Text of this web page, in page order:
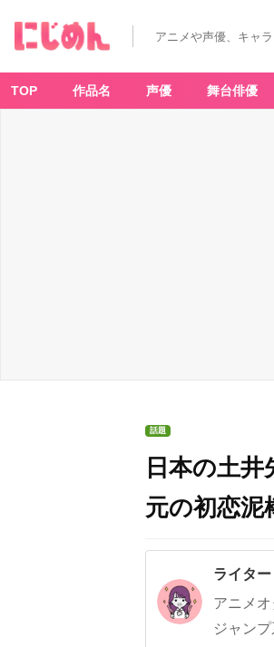
アニメや声優、キャ
TOP 作品名 声優 舞台俳優
話題
日本の土
元の初恋泥
ライター
アニメ
ジャン